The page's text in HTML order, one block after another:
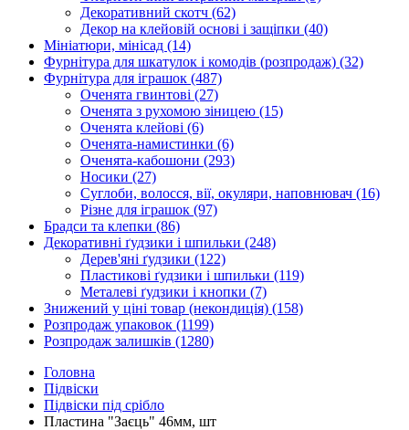
Декоративний скотч (62)
Декор на клейовій основі і защіпки (40)
Мініатюри, мінісад (14)
Фурнітура для шкатулок і комодів (розпродаж) (32)
Фурнітура для іграшок (487)
Оченята гвинтові (27)
Оченята з рухомою зіницею (15)
Оченята клейові (6)
Оченята-намистинки (6)
Оченята-кабошони (293)
Носики (27)
Суглоби, волосся, вії, окуляри, наповнювач (16)
Різне для іграшок (97)
Брадси та клепки (86)
Декоративні ґудзики і шпильки (248)
Дерев'яні ґудзики (122)
Пластикові ґудзики і шпильки (119)
Металеві ґудзики і кнопки (7)
Знижений у ціні товар (некондиція) (158)
Розпродаж упаковок (1199)
Розпродаж залишків (1280)
Головна
Підвіски
Підвіски під срібло
Пластина "Заєць" 46мм, шт